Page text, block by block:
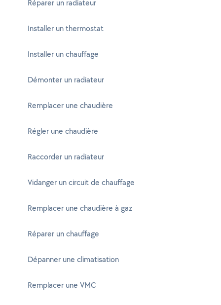
Réparer un radiateur
Installer un thermostat
Installer un chauffage
Démonter un radiateur
Remplacer une chaudière
Régler une chaudière
Raccorder un radiateur
Vidanger un circuit de chauffage
Remplacer une chaudière à gaz
Réparer un chauffage
Dépanner une climatisation
Remplacer une VMC